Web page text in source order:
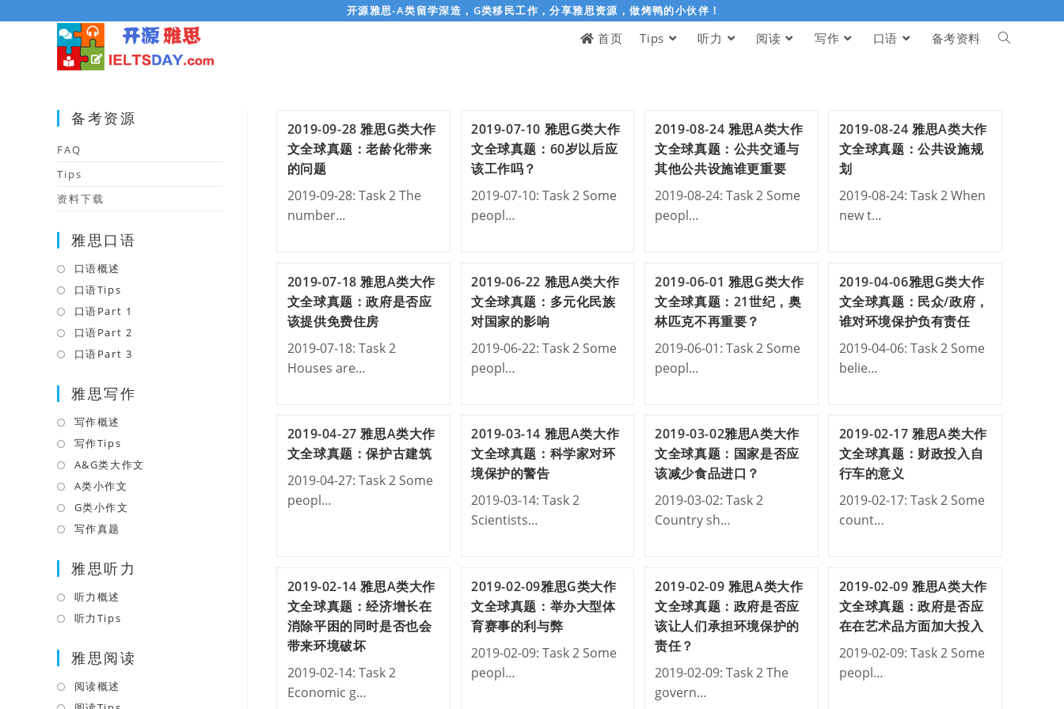
开源雅思-A类留学深造，G类移民工作，分享雅思资源，做烤鸭的小伙伴！
首页 Tips 听力 阅读 写作 口语 备考资料
2019-09-28 雅思G类大作
文全球真题：老龄化带来
的问题
2019-09-28: Task 2 The
number…
2019-07-10 雅思G类大作
文全球真题：60岁以后应
该工作吗？
2019-07-10: Task 2 Some
peopl…
2019-08-24 雅思A类大作
文全球真题：公共交通与
其他公共设施谁更重要
2019-08-24: Task 2 Some
peopl…
2019-08-24 雅思A类大作
文全球真题：公共设施规
划
2019-08-24: Task 2 When
new t…
2019-07-18 雅思A类大作
文全球真题：政府是否应
该提供免费住房
2019-07-18: Task 2
Houses are…
2019-06-22 雅思A类大作
文全球真题：多元化民族
对国家的影响
2019-06-22: Task 2 Some
peopl…
2019-06-01 雅思G类大作
文全球真题：21世纪，奥
林匹克不再重要？
2019-06-01: Task 2 Some
peopl…
2019-04-06雅思G类大作
文全球真题：民众/政府，
谁对环境保护负有责任
2019-04-06: Task 2 Some
belie…
2019-04-27 雅思A类大作
文全球真题：保护古建筑
2019-04-27: Task 2 Some
peopl…
2019-03-14 雅思A类大作
文全球真题：科学家对环
境保护的警告
2019-03-14: Task 2
Scientists…
2019-03-02雅思A类大作
文全球真题：国家是否应
该减少食品进口？
2019-03-02: Task 2
Country sh…
2019-02-17 雅思A类大作
文全球真题：财政投入自
行车的意义
2019-02-17: Task 2 Some
count…
2019-02-14 雅思A类大作
文全球真题：经济增长在
消除平困的同时是否也会
带来环境破坏
2019-02-14: Task 2
Economic g…
2019-02-09雅思G类大作
文全球真题：举办大型体
育赛事的利与弊
2019-02-09: Task 2 Some
peopl…
2019-02-09 雅思A类大作
文全球真题：政府是否应
该让人们承担环境保护的
责任？
2019-02-09: Task 2 The
govern…
2019-02-09 雅思A类大作
文全球真题：政府是否应
在在艺术品方面加大投入
2019-02-09: Task 2 Some
peopl…
备考资源
FAQ
Tips
资料下载
雅思口语
口语概述
in
a
new
tab
口语Tips
in
a
new
口语Part 1
tab
口语Part 2
new
口语Part 3
a
雅思写作
写作概述
in
a
new
tab
写作Tips
in
a
new
A&G类大作文
A类小作文
tab
G类小作文
new
写作真题
a
雅思听力
听力概述
in
new
听力Tips
a
雅思阅读
阅读概述